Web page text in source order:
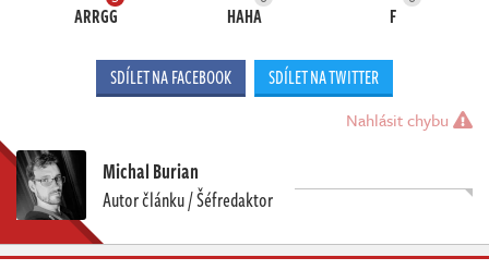
ARRGG HAHA F
SDÍLET NA FACEBOOK SDÍLET NA TWITTER
Nahlásit chybu
Michal Burian
Autor článku / Šéfredaktor